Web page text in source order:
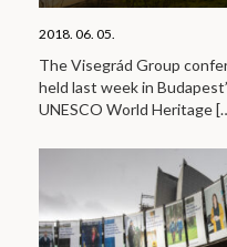
2018. 06. 05.
The Visegrád Group
held last week in
UNESCO World Heritage